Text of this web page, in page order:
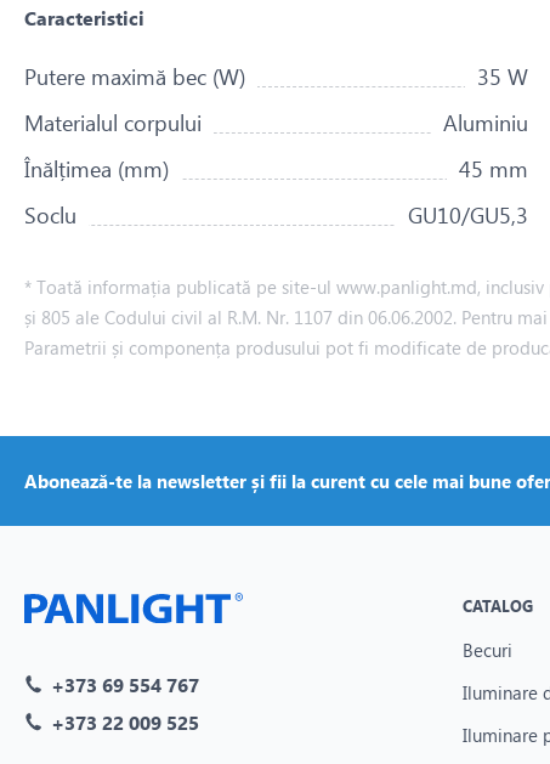
Caracteristici
Putere maximă bec (W) 35 W
Materialul corpului
Aluminiu
Înălțimea (mm)
45 mm
Soclu
GU10/GU5,3
* Toată informația publicată pe site-ul www.panlight.md,
și 805 ale Codului civil al R.M. Nr. 1107 din 06.06.2002. Pentru
Parametrii și componența produsului pot fi modificate de
Abonează-te la newsletter și fii la curent cu cele mai bune
+373 69 554 767
+373 22 009 525
CATALOG
Becuri
Iluminare
Iluminare